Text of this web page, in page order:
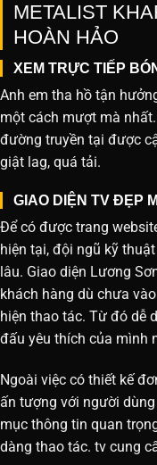
METALIST
HOÀN HẢO
XEM TRỰC TIẾP
Anh em tha hồ tận
một cách mượt mà
đường truyền tại được
giật lag, quá tải.
GIAO DIỆN TV ĐẸP
Để có được trang
hiện tại, đội ngũ kỹ
lâu. Giao diện Lương
khách hàng dù chưa
hiện thao tác. Từ đó dễ
đấu yêu thích của mình
Ngoài việc có thiết kế
ấn tượng với người
mục thông tin quan
dàng thao tác. tv cung